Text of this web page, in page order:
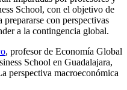
School, con el objetivo de
con perspectivas
a la contingencia global.
, profesor de Economía Global
School en Guadalajara,
perspectiva macroeconómica